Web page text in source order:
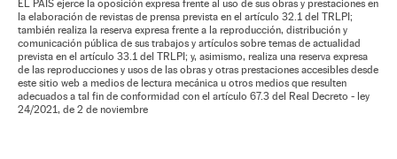
EL PAÍS ejerce la oposición expresa frente al uso de sus obras y prestaciones en
la elaboración de revistas de prensa prevista en el artículo 32.1 del TRLPI;
también realiza la reserva expresa frente a la reproducción, distribución y
comunicación pública de sus trabajos y artículos sobre temas de actualidad
prevista en el artículo 33.1 del TRLPI; y, asimismo, realiza una reserva expresa
de las reproducciones y usos de las obras y otras prestaciones accesibles desde
este sitio web a medios de lectura mecánica u otros medios que resulten
adecuados a tal fin de conformidad con el artículo 67.3 del Real Decreto - ley
24/2021, de 2 de noviembre